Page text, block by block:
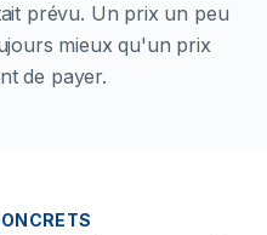
prévu. Un prix un peu
mieux qu'un prix
de payer.